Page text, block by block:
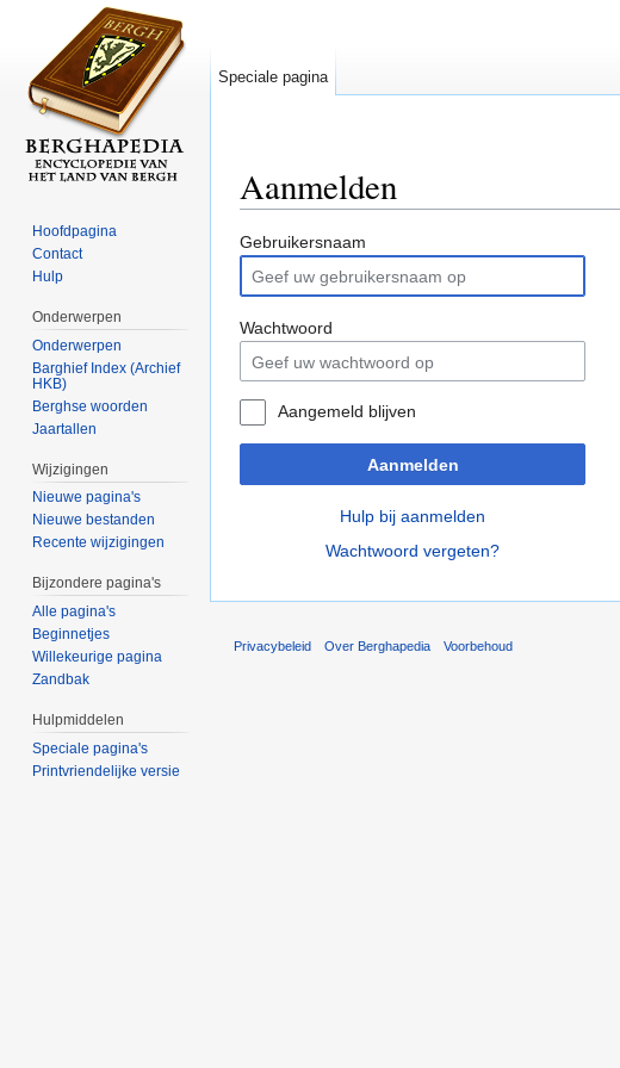
Aanmelden
Gebruikersnaam
Wachtwoord
Aangemeld blijven
Aanmelden
Hulp bij aanmelden
Wachtwoord vergeten?
Speciale pagina
Hoofdpagina
Contact
Hulp
Onderwerpen
Onderwerpen
Barghief Index (Archief
HKB)
Berghse woorden
Jaartallen
Wijzigingen
Nieuwe pagina's
Nieuwe bestanden
Recente wijzigingen
Bijzondere pagina's
Alle pagina's
Beginnetjes
Willekeurige pagina
Zandbak
Hulpmiddelen
Speciale pagina's
Printvriendelijke versie
Privacybeleid Over Berghapedia Voorbehoud